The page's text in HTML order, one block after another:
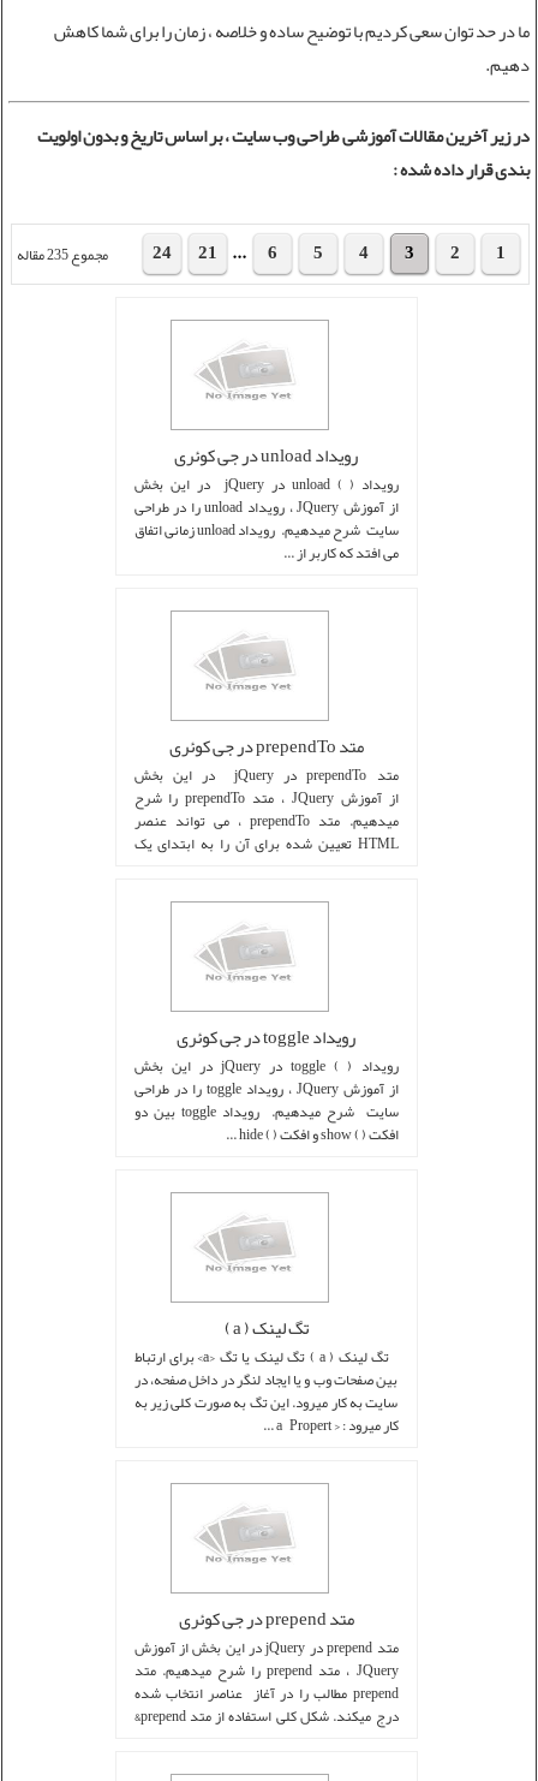
ما در حد توان سعی کردیم با توضیح ساده و خلاصه ، زمان را برای شما کاهش
دهیم.
در زیر آخرینمقالات آموزشی طراحی وب سایت، بر اساس تاریخ و بدون اولویت
بندی قرار داده شده :
1
2
3
4
5
6
...
21
24 مجموع 235 مقاله
رویداد unload در جی کوئری
رویداد ( ) unload در jQuery در این بخش
از آموزش JQuery ، رویداد unload را در طراحی
سایت شرح میدهیم. رویداد unload زمانی اتفاق
می افتد که کاربر از ...
متد prependTo در جی کوئری
متد prependTo در jQuery در این بخش
از آموزش JQuery ، متد prependTo را شرح
میدهیم. متد prependTo ، می تواند عنصر
HTML تعیین شده برای آن را به ابتدای یک
رویداد toggle در جی کوئری
رویداد ( ) toggle در jQuery در این بخش
از آموزش JQuery ، رویداد toggle را در طراحی
سایت شرح میدهیم. رویداد toggle بین دو
افکت ( ) show و افکت ( ) hide ...
تگ لینک ( a )
تگ لینک ( a ) تگ لینک یا تگ <a> برای ارتباط
بین صفحات وب و یا ایجاد لنگر در داخل صفحه، در
سایت به کار میرود. این تگ به صورت کلی زیر به
کار میرود : < a Propert ...
متد prepend در جی کوئری
متد prepend در jQuery در این بخش از آموزش
JQuery ، متد prepend را شرح میدهیم. متد
prepend مطالب را در آغاز عناصر انتخاب شده
درج میکند. شکل کلی استفاده از متد prepend&